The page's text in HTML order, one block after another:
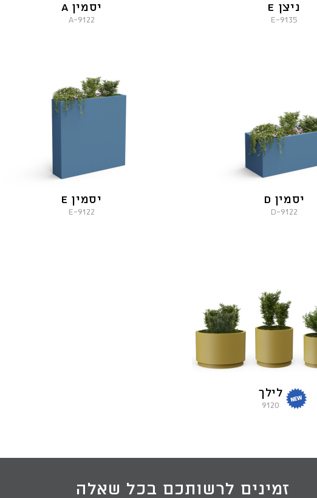
ניצן E
9135-E
יסמין A
9122-A
יסמין D
9122-D
יסמין E
9122-E
לילך
9120
זמינים לרשותכם בכל שאלה